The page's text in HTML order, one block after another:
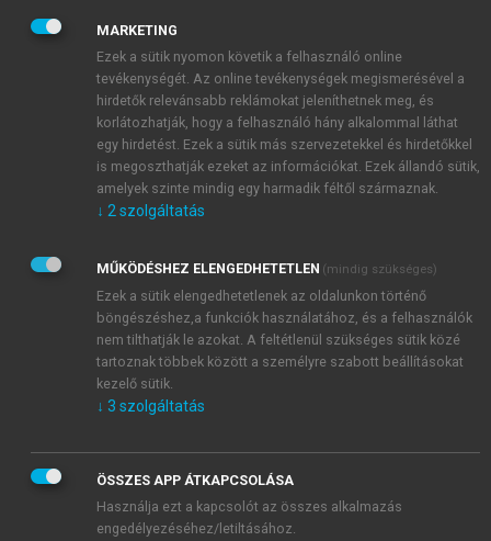
JELSZÓ
JELSZÓ ÚJRA
Kérek értesítést a MeRSZ újdonságairól, akcióiról.
Kérek értesítést az Akadémiai Kiadó Zrt. újdonságairól,
Adatkezelési tájékoztatóbanfoglaltakat tudomásul
veszem és elfogadom.
Általános vásárlási feltételeket, valamint a szotar.netés a
mersz.huoldalak licencszerződéseiben foglaltakat
tudomásul veszem és elfogadom.
KIPRÓBÁLOM
MARKETING
Ezek a sütik nyomon követik a felhasználó online
tevékenységét. Az online tevékenységek megismerésével a
hirdetők relevánsabb reklámokat jeleníthetnek meg, és
korlátozhatják, hogy a felhasználó hány alkalommal láthat
egy hirdetést. Ezek a sütik más szervezetekkel és hirdetőkkel
is megoszthatják ezeket az információkat. Ezek állandó sütik,
amelyek szinte mindig egy harmadik féltől származnak.
↓ 2 szolgáltatás
MŰKÖDÉSHEZ ELENGEDHETETLEN (mindig szükséges)
Ezek a sütik elengedhetetlenek az oldalunkon történő
böngészéshez,a funkciók használatához, és a felhasználók
nem tilthatják le azokat. A feltétlenül szükséges sütik közé
tartoznak többek között a személyre szabott beállításokat
kezelő sütik.
↓ 3 szolgáltatás
ÖSSZES APP ÁTKAPCSOLÁSA
Használja ezt a kapcsolót az összes alkalmazás
engedélyezéséhez/letiltásához.